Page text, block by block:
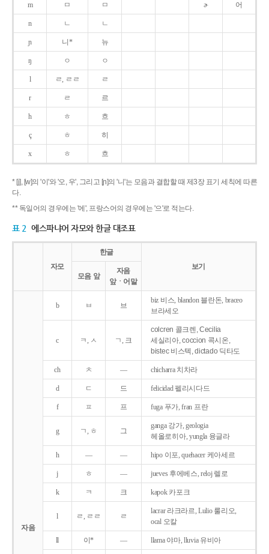
m ㅁ ㅁ ɚ 어
n ㄴ ㄴ
ɲ 니* 뉴
ŋ ㅇ ㅇ
l ㄹ, ㄹㄹ ㄹ
r ㄹ 르
h ㅎ 흐
ç ㅎ 히
x ㅎ 흐
* [j], [w]의 '이'와 '오, 우', 그리고 [ɲ]의 '니'는 모음과 결합할 때 제3장 표기 세칙에 따른
다.
** 독일어의 경우에는 '에', 프랑스어의 경우에는 '으'로 적는다.
표 2 에스파냐어 자모와 한글 대조표
자모
한글
보기
모음 앞
자음
앞ㆍ어말
자음
b ㅂ 브
biz 비스, blandon 블란돈, braceo
브라세오
c ㅋ, ㅅ ㄱ, 크
colcren 콜크렌, Cecilia
세실리아, coccion 콕시온,
bistec 비스텍, dictado 딕타도
ch ㅊ ― chicharra 치차라
d ㄷ 드 felicidad 펠리시다드
f ㅍ 프 fuga 푸가, fran 프란
g ㄱ, ㅎ 그
ganga 강가, geologia
헤올로히아, yungla 융글라
h ― ― hipo 이포, quehacer 케아세르
j ㅎ ― jueves 후에베스, reloj 렐로
k ㅋ 크 kapok 카포크
l ㄹ, ㄹㄹ ㄹ
lacrar 라크라르, Lulio 룰리오,
ocal 오칼
ll 이* ― llama 야마, lluvia 유비아